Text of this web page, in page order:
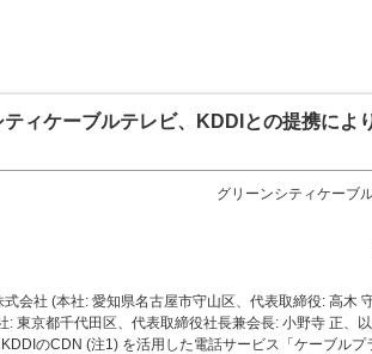
ティケーブルテレビ、KDDIとの提携によ
グリーンシティケーブ
会社 (本社: 愛知県名古屋市守山区、代表取締役: 高木
: 東京都千代田区、代表取締役社長兼会長: 小野寺 正、
のCDN (注1) を活用した電話サービス「ケーブルプ